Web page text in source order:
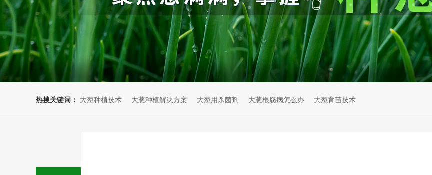
热搜关键词： 大葱种植技术 大葱种植解决方案 大葱用杀菌剂 大葱根腐病怎么办 大葱育苗技术